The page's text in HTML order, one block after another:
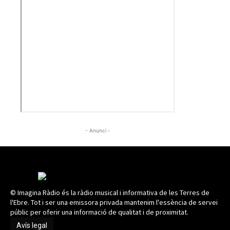
- Anunci -
© Imagina Ràdio és la ràdio musical i informativa de les Terres de
l'Ebre. Tot i ser una emissora privada mantenim l'essència de servei
públic per oferir una informació de qualitat i de proximitat.
Avís legal